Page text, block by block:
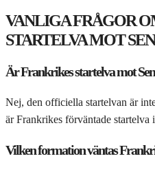
VANLIGA FRÅGOR
STARTELVA MOT
Är Frankrikes startelva mot
Nej, den officiella startelvan är
är Frankrikes förväntade
Vilken formation väntas